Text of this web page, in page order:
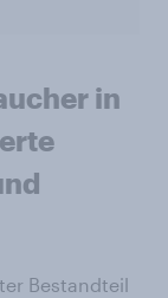
in
Bestandteil